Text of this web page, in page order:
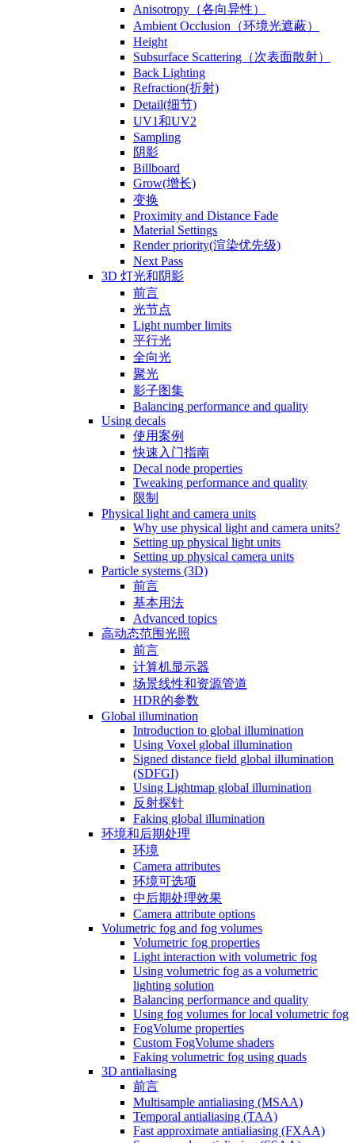
Anisotropy（各向异性）
Ambient Occlusion（环境光遮蔽）
Height
Subsurface Scattering（次表面散射）
Back Lighting
Refraction(折射)
Detail(细节)
UV1和UV2
Sampling
阴影
Billboard
Grow(增长)
变换
Proximity and Distance Fade
Material Settings
Render priority(渲染优先级)
Next Pass
3D 灯光和阴影
前言
光节点
Light number limits
平行光
全向光
聚光
影子图集
Balancing performance and quality
Using decals
使用案例
快速入门指南
Decal node properties
Tweaking performance and quality
限制
Physical light and camera units
Why use physical light and camera units?
Setting up physical light units
Setting up physical camera units
Particle systems (3D)
前言
基本用法
Advanced topics
高动态范围光照
前言
计算机显示器
场景线性和资源管道
HDR的参数
Global illumination
Introduction to global illumination
Using Voxel global illumination
Signed distance field global illumination
(SDFGI)
Using Lightmap global illumination
反射探针
Faking global illumination
环境和后期处理
环境
Camera attributes
环境可选项
中后期处理效果
Camera attribute options
Volumetric fog and fog volumes
Volumetric fog properties
Light interaction with volumetric fog
Using volumetric fog as a volumetric
lighting solution
Balancing performance and quality
Using fog volumes for local volumetric fog
FogVolume properties
Custom FogVolume shaders
Faking volumetric fog using quads
3D antialiasing
前言
Multisample antialiasing (MSAA)
Temporal antialiasing (TAA)
Fast approximate antialiasing (FXAA)